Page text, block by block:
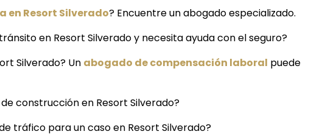
en Resort Silverado? Encuentre un abogado especializado.
en Resort Silverado y necesita ayuda con el seguro?
Silverado? Un abogado de compensación laboral puede
construcción en Resort Silverado?
tráfico para un caso en Resort Silverado?